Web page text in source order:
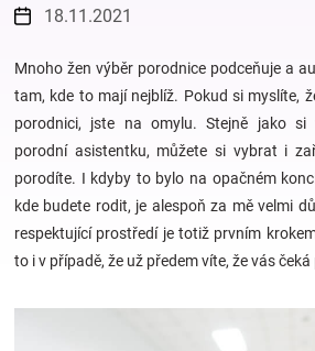
Pokojíček
a
kojenecká
výbava
Hračky
18.11.2021
Mnoho žen výběr porodnice podceňuje a
tam, kde to mají nejblíž. Pokud si myslíte,
porodnici, jste na omylu. Stejně jako si
porodní asistentku, můžete si vybrat i
porodíte. I kdyby to bylo na opačném
kde budete rodit, je alespoň za mě velmi
respektující prostředí je totiž prvním
to i v případě, že už předem víte, že vás